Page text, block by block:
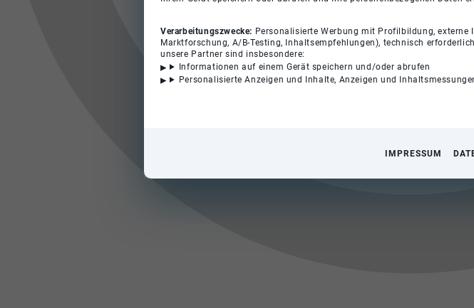
Verarbeitungszwecke: Personalisierte Werbung mit Profilbildung,
Marktforschung, A/B-Testing, Inhaltsempfehlungen), technisch
unsere Partner sind insbesondere:
Informationen auf einem Gerät speichern und/oder abrufen
Personalisierte Anzeigen und Inhalte, Anzeigen und
IMPRESSUM